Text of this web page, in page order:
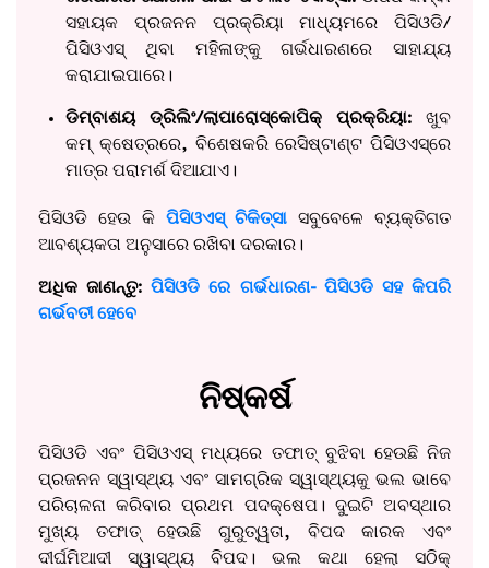
ସହାୟକ ପ୍ରଜନନ ପ୍ରକ୍ରିୟା ମାଧ୍ୟମରେ ପିସିଓଡି/
ପିସିଓଏସ୍ ଥିବା ମହିଳାଙ୍କୁ ଗର୍ଭଧାରଣରେ ସାହାଯ୍ୟ
କରାଯାଇପାରେ।
ଡିମ୍ବାଶୟ ଡ୍ରିଲିଂ/ଲାପାରୋସ୍କୋପିକ୍ ପ୍ରକ୍ରିୟା: ଖୁବ
କମ୍ କ୍ଷେତ୍ରରେ, ବିଶେଷକରି ରେସିଷ୍ଟାଣ୍ଟ ପିସିଓଏସ୍‌ରେ
ମାତ୍ର ପରାମର୍ଶ ଦିଆଯାଏ।
ପିସିଓଡି ହେଉ କି ପିସିଓଏସ୍ ଚିକିତ୍ସା ସବୁବେଳେ ବ୍ୟକ୍ତିଗତ
ଆବଶ୍ୟକତା ଅନୁସାରେ ରଖିବା ଦରକାର।
ଅଧିକ ଜାଣନ୍ତୁ: ପିସିଓଡି ରେ ଗର୍ଭଧାରଣ- ପିସିଓଡି ସହ କିପରି
ଗର୍ଭବତୀ ହେବେ
ନିଷ୍କର୍ଷ
ପିସିଓଡି ଏବଂ ପିସିଓଏସ୍ ମଧ୍ୟରେ ତଫାତ୍ ବୁଝିବା ହେଉଛି ନିଜ
ପ୍ରଜନନ ସ୍ୱାସ୍ଥ୍ୟ ଏବଂ ସାମଗ୍ରିକ ସ୍ୱାସ୍ଥ୍ୟକୁ ଭଲ ଭାବେ
ପରିଚାଳନା କରିବାର ପ୍ରଥମ ପଦକ୍ଷେପ। ଦୁଇଟି ଅବସ୍ଥାର
ମୁଖ୍ୟ ତଫାତ୍ ହେଉଛି ଗୁରୁତ୍ୱତା, ବିପଦ କାରକ ଏବଂ
ଦୀର୍ଘମିଆଦୀ ସ୍ୱାସ୍ଥ୍ୟ ବିପଦ। ଭଲ କଥା ହେଲା ସଠିକ୍